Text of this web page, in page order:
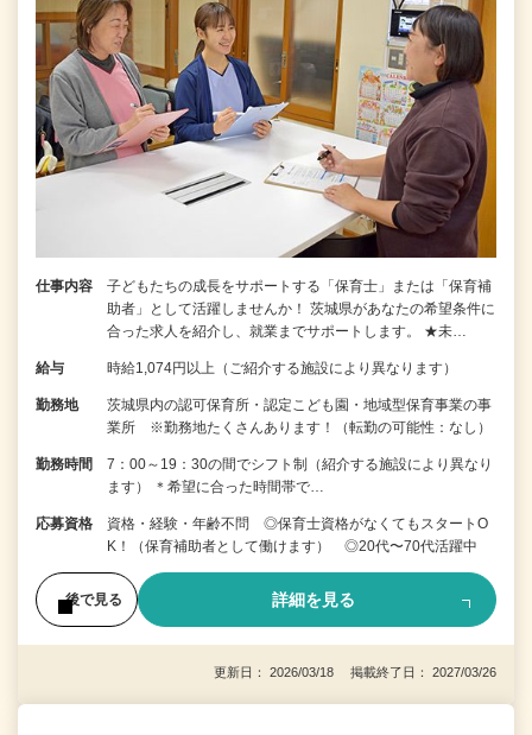
仕事内容
子どもたちの成長をサポートする「保育士」または「保育補
助者」として活躍しませんか！ 茨城県があなたの希望条件に
合った求人を紹介し、就業までサポートします。 ★未…
給与 時給1,074円以上（ご紹介する施設により異なります）
勤務地
茨城県内の認可保育所・認定こども園・地域型保育事業の事
業所 ※勤務地たくさんあります！（転勤の可能性：なし）
勤務時間
7：00～19：30の間でシフト制（紹介する施設により異なり
ます） ＊希望に合った時間帯で…
応募資格
資格・経験・年齢不問 ◎保育士資格がなくてもスタートO
K！（保育補助者として働けます） ◎20代〜70代活躍中
後で見る 詳細を見る
更新日： 2026/03/18 掲載終了日： 2027/03/26